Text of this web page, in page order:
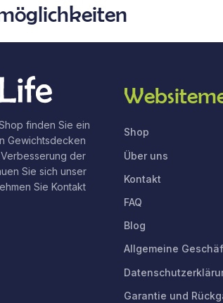
finden Sie ein
Gewichtsdecken
der
Sie sich unser
Sie Kontakt
Shop
Über uns
Kontakt
FAQ
Blog
Allgemeine
Garantie und